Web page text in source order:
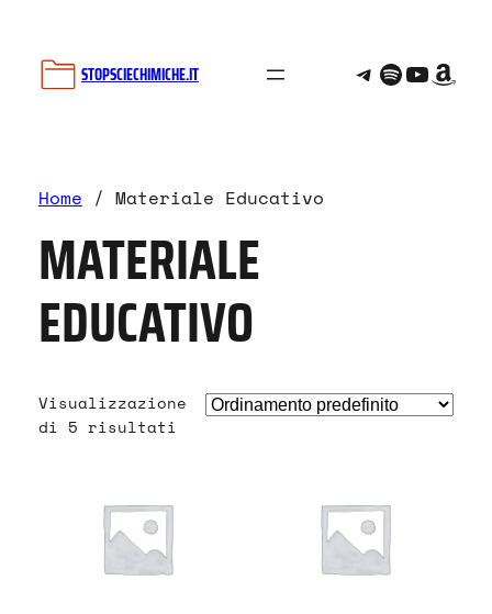
STOPSCIECHIMICHE.IT Telegram
Spotify
Home / Materiale Educativo
MATERIALE
EDUCATIVO
Visualizzazione
di 5 risultati